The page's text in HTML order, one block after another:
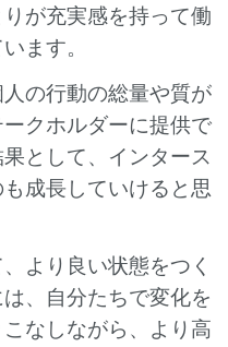
が充実感を持って働
ます。
の行動の総量や質が
クホルダーに提供で
として、インタース
成長していけると思
より良い状態をつく
、自分たちで変化を
なしながら、より高